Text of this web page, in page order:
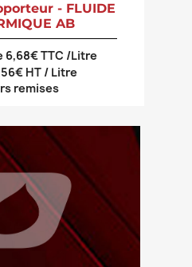
- FLUIDE
AB
6,68€ TTC /Litre
HT / Litre
remises